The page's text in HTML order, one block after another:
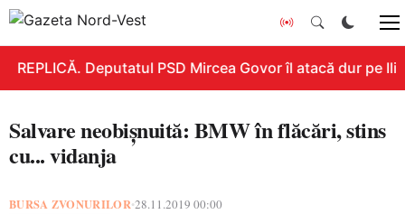
REPLICĂ. Deputatul PSD Mircea Govor îl atacă dur pe
Salvare neobişnuită: BMW în flăcări, stins
cu... vidanja
BURSA ZVONURILOR•28.11.2019 00:00